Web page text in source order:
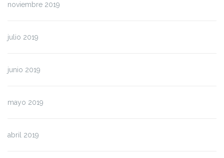
noviembre 2019
julio 2019
junio 2019
mayo 2019
abril 2019